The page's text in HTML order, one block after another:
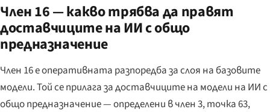
Член 16 — какво трябва да правят
доставчиците на ИИ с общо
предназначение
Член 16 е оперативната разпоредба за слоя на базовите
модели. Той се прилага за доставчиците на модели на ИИ с
общо предназначение — определени в член 3, точка 63,